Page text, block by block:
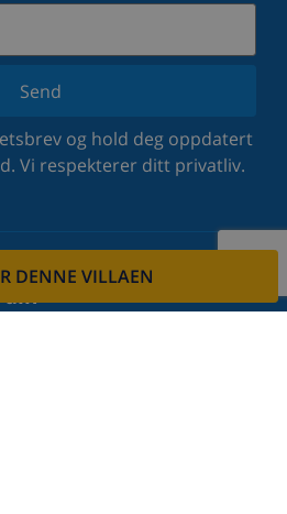
DENNE VILLAEN
Send
og hold deg oppdatert
Vi respekterer ditt privatliv.
din